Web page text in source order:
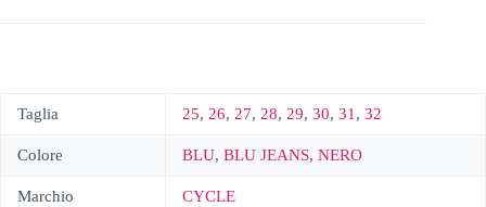
Taglia 25, 26, 27, 28, 29, 30, 31, 32
Colore BLU, BLU JEANS, NERO
Marchio CYCLE